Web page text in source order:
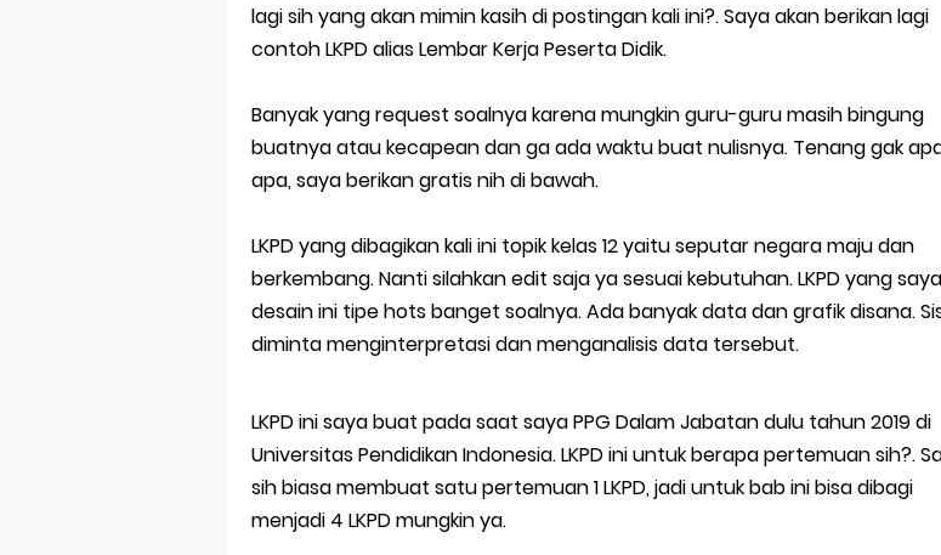
lagi sih yang akan mimin kasih di postingan kali ini?. Saya akan berikan lagi
contoh LKPD alias Lembar Kerja Peserta Didik.
Banyak yang request soalnya karena mungkin guru-guru masih bingung
buatnya atau kecapean dan ga ada waktu buat nulisnya. Tenang gak
apa, saya berikan gratis nih di bawah.
LKPD yang dibagikan kali ini topik kelas 12 yaitu seputar negara maju dan
berkembang. Nanti silahkan edit saja ya sesuai kebutuhan. LKPD yang saya
desain ini tipe hots banget soalnya. Ada banyak data dan grafik disana.
diminta menginterpretasi dan menganalisis data tersebut.
LKPD ini saya buat pada saat saya PPG Dalam Jabatan dulu tahun 2019 di
Universitas Pendidikan Indonesia. LKPD ini untuk berapa pertemuan sih?.
sih biasa membuat satu pertemuan 1 LKPD, jadi untuk bab ini bisa dibagi
menjadi 4 LKPD mungkin ya.